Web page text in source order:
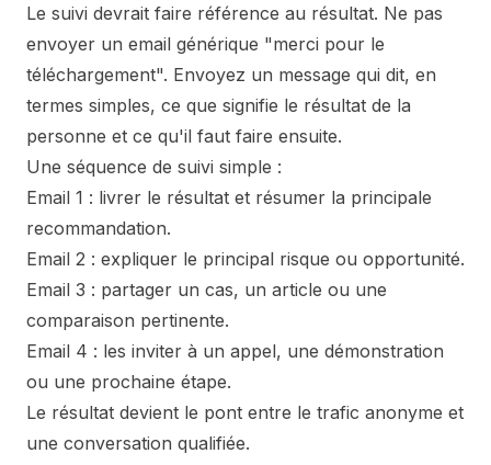
Le suivi devrait faire référence au résultat. Ne pas
envoyer un email générique "merci pour le
téléchargement". Envoyez un message qui dit, en
termes simples, ce que signifie le résultat de la
personne et ce qu'il faut faire ensuite.
Une séquence de suivi simple :
Email 1 : livrer le résultat et résumer la principale
recommandation.
Email 2 : expliquer le principal risque ou opportunité.
Email 3 : partager un cas, un article ou une
comparaison pertinente.
Email 4 : les inviter à un appel, une démonstration
ou une prochaine étape.
Le résultat devient le pont entre le trafic anonyme et
une conversation qualifiée.